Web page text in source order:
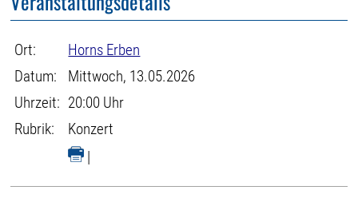
Ort:
Horns Erben
Datum:
Mittwoch, 13.05.2026
Uhrzeit: 20:00 Uhr
Rubrik:
Konzert
|